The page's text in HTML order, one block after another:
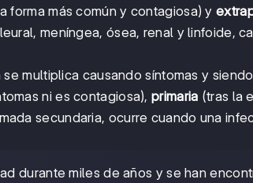
forma más común y contagiosa) y
meníngea, ósea, renal y linfoide,
se multiplica causando síntomas y siendo
ni es contagiosa),primaria (tras la
secundaria, ocurre cuando una
durante miles de años y se han